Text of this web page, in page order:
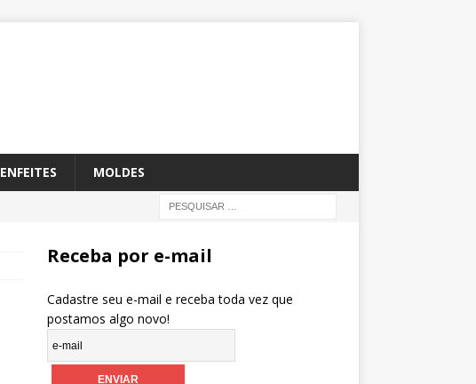
ENFEITES MOLDES
Receba por e-mail
Cadastre seu e-mail e receba toda vez que
postamos algo novo!